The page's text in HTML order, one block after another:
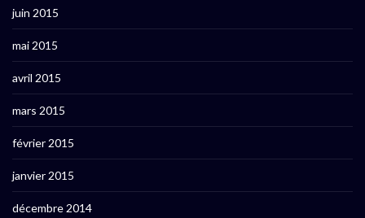
juin 2015
mai 2015
avril 2015
mars 2015
février 2015
janvier 2015
décembre 2014